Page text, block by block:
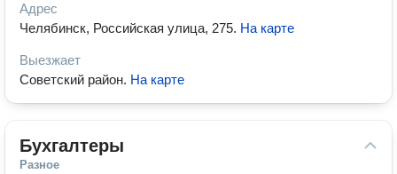
Адрес
Челябинск, Российская улица, 275. На карте
Выезжает
Советский район. На карте
Бухгалтеры
Разное